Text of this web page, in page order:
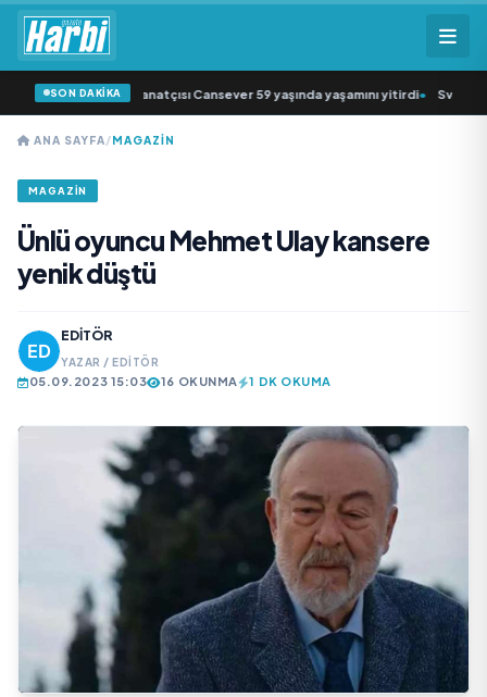
SON DAKİKA
müziğin sevilen sanatçısı Cansever 59 yaşında yaşamını yitirdi• Svadba
ANA SAYFA/MAGAZİN
MAGAZİN
Ünlü oyuncu Mehmet Ulay kansere
yenik düştü
EDITÖR
YAZAR / EDITÖR
05.09.2023 15:03 16 OKUNMA 1 DK OKUMA